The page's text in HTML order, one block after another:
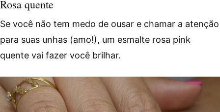
Rosa quente
Se você não tem medo de ousar e chamar a atenção
para suas unhas (amo!), um esmalte rosa pink
quente vai fazer você brilhar.